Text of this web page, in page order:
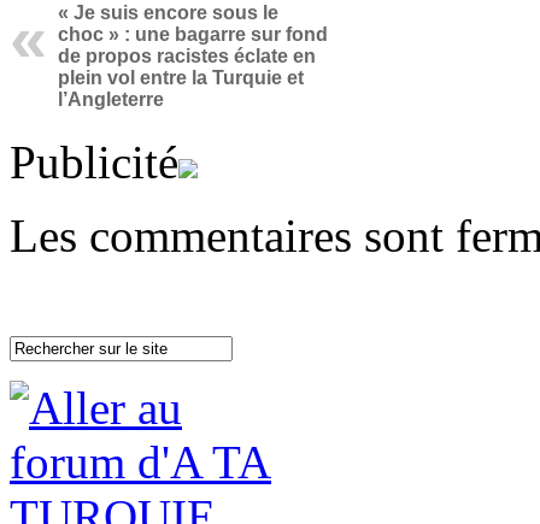
« Je suis encore sous le
choc » : une bagarre sur fond
de propos racistes éclate en
plein vol entre la Turquie et
l’Angleterre
Publicité
Les commentaires sont